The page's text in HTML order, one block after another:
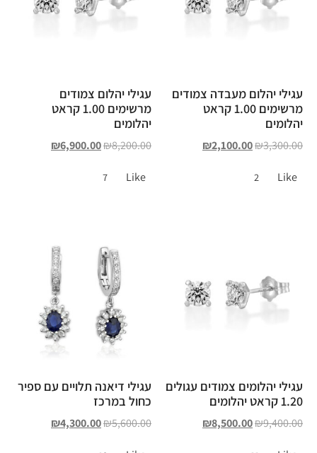
עגילי יהלום מעבדה צמודים
מרשימים 1.00 קראט
יהלומים
₪3,300.00
₪2,100.00
Like
2
עגילי יהלום צמודים
מרשימים 1.00 קראט
יהלומים
₪8,200.00
₪6,900.00
Like
7
עגילי יהלומים צמודים עגולים
1.20 קראט יהלומים
₪9,400.00
₪8,500.00
עגילי דיאנה תלויים עם ספיר
כחול במרכז
₪5,600.00
₪4,300.00